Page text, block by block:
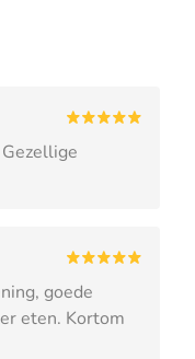
goede
eten. Kortom